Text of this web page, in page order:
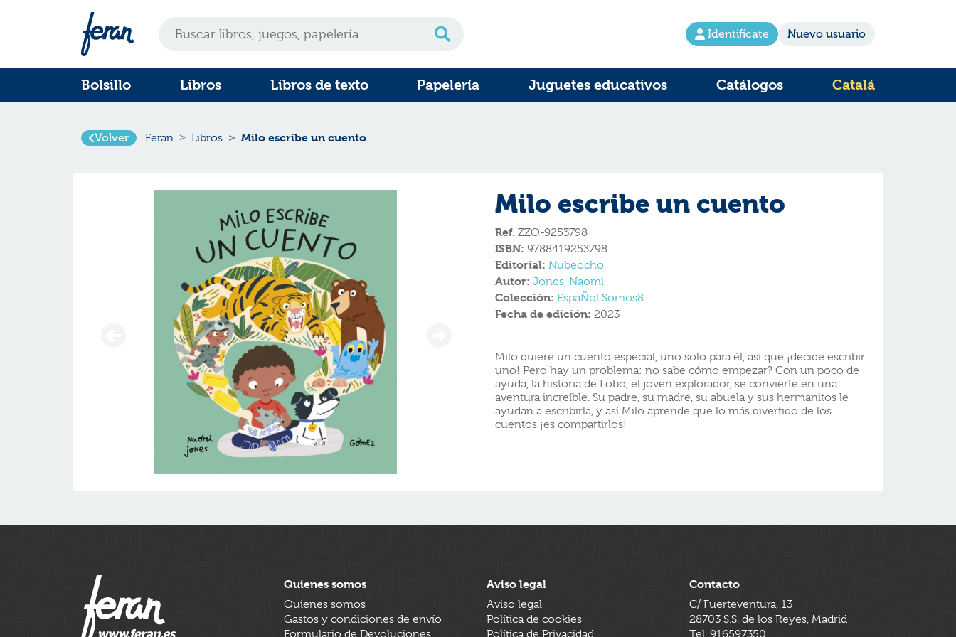
Identifícate Nuevo usuario
Bolsillo Libros Libros de texto Papelería Juguetes educativos Catálogos Catalá
Volver Feran Libros Milo escribe un cuento
Milo escribe un cuento
Ref. ZZO-9253798
ISBN: 9788419253798
Editorial: Nubeocho
Autor: Jones, Naomi
Colección: EspaÑol Somos8
Fecha de edición: 2023
Milo quiere un cuento especial, uno solo para él, así que ¡decide escribir
uno! Pero hay un problema: no sabe cómo empezar? Con un poco de
ayuda, la historia de Lobo, el joven explorador, se convierte en una
aventura increíble. Su padre, su madre, su abuela y sus hermanitos le
ayudan a escribirla, y así Milo aprende que lo más divertido de los
cuentos ¡es compartirlos!
Quienes somos
Quienes somos
Gastos y condiciones de envío
Formulario de Devoluciones
Aviso legal
Aviso legal
Política de cookies
Política de Privacidad
Contacto
C/ Fuerteventura, 13
28703 S.S. de los Reyes, Madrid
Tel. 916597350